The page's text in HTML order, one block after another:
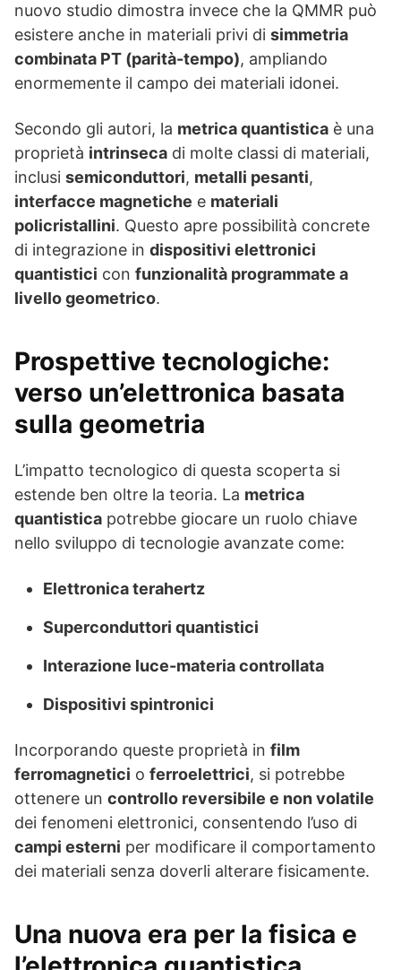
nuovo studio dimostra invece che la QMMR può
esistere anche in materiali privi di simmetria
combinata PT (parità-tempo), ampliando
enormemente il campo dei materiali idonei.
Secondo gli autori, la metrica quantistica è una
proprietà intrinseca di molte classi di materiali,
inclusi semiconduttori, metalli pesanti,
interfacce magnetiche e materiali
policristallini. Questo apre possibilità concrete
di integrazione in dispositivi elettronici
quantistici con funzionalità programmate a
livello geometrico.
Prospettive tecnologiche:
verso un’elettronica basata
sulla geometria
L’impatto tecnologico di questa scoperta si
estende ben oltre la teoria. La metrica
quantistica potrebbe giocare un ruolo chiave
nello sviluppo di tecnologie avanzate come:
Elettronica terahertz
Superconduttori quantistici
Interazione luce-materia controllata
Dispositivi spintronici
Incorporando queste proprietà in film
ferromagnetici o ferroelettrici, si potrebbe
ottenere un controllo reversibile e non volatile
dei fenomeni elettronici, consentendo l’uso di
campi esterni per modificare il comportamento
dei materiali senza doverli alterare fisicamente.
Una nuova era per la fisica e